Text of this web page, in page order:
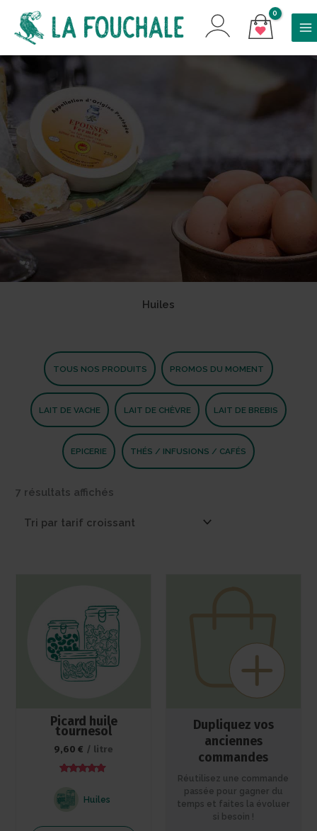
Huiles
TOUS NOS PRODUITS PROMOS DU MOMENT
LAIT DE VACHE LAIT DE CHÈVRE LAIT DE BREBIS
EPICERIE THÉS / INFUSIONS / CAFÉS
7 résultats affichés
croissant
Picard huile
tournesol
9,60€ / litre
sur 5Huiles
Dupliquez vos
anciennes
commandes
Réutilisez une commande
passée pour gagner du
temps et faites la évoluer
si besoin !